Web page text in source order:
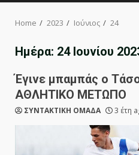
Home 2023 Ιούνιος 24
Ημέρα: 24 Ιουνίου
Έγινε μπαμπάς ο
ΑΘΛΗΤΙΚΟ ΜΕΤΩΠΟ
ΣΥΝΤΑΚΤΙΚΗ ΟΜΑΔΑ 3 έτη